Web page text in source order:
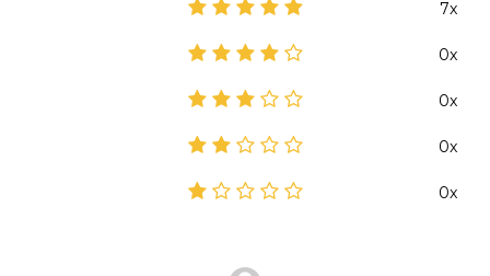
7x
0x
0x
0x
0x